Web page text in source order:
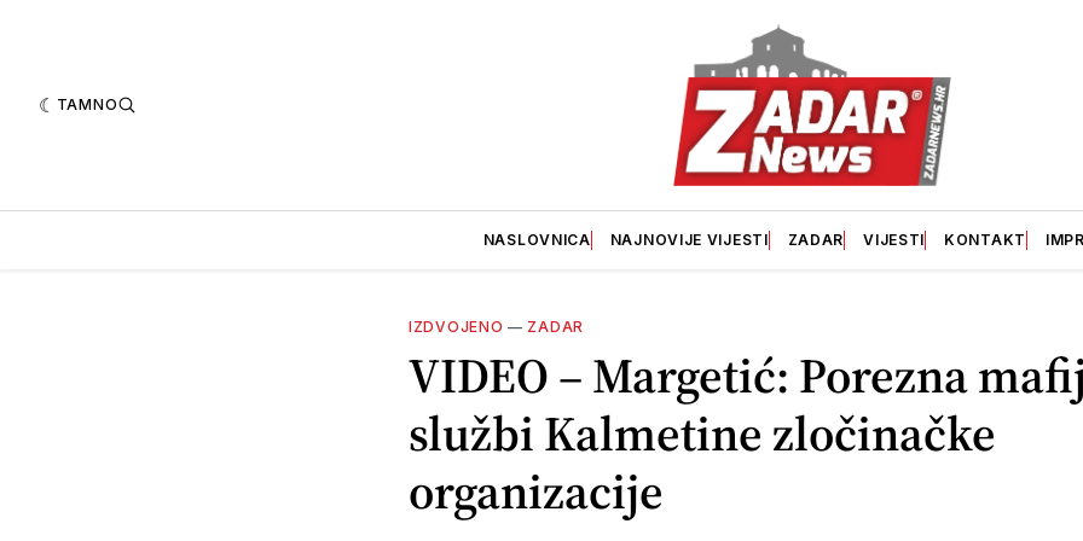
TAMNO
NASLOVNICA NAJNOVIJE VIJESTI ZADAR VIJESTI KONTAKT
IZDVOJENO — ZADAR
VIDEO – Margetić: Porezna
službi Kalmetine zločinačke
organizacije